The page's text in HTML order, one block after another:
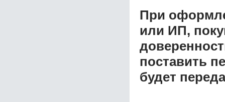
При
или ИП,
поставить
будет